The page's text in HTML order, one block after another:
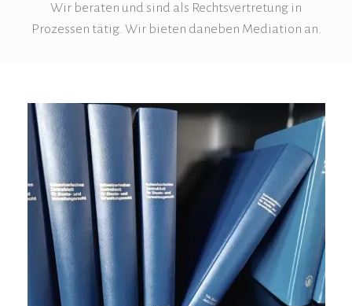
Wir beraten und sind als Rechtsvertretung in
Prozessen tätig. Wir bieten daneben Mediation an.